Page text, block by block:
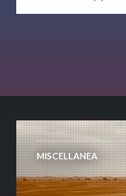
MISCELLANEA